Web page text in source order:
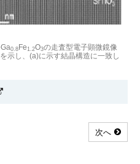
0.8 Fe1.2O3の走査型電子顕微鏡像
示し、(a)に示す結晶構造に一致し
次へ